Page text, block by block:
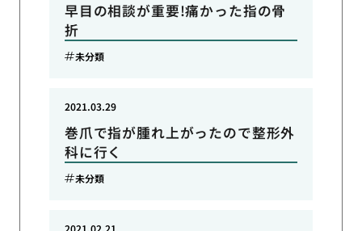
早目の相談が重要!痛かった指の骨
折
未分類
巻爪で指が腫れ上がったので整形外
科に行く
2021.03.29
未分類
2021.02.21